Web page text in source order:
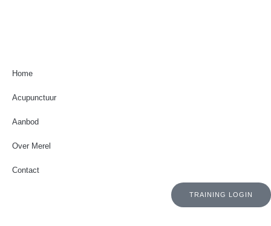
Home
Acupunctuur
Aanbod
Over Merel
Contact
TRAINING LOGIN